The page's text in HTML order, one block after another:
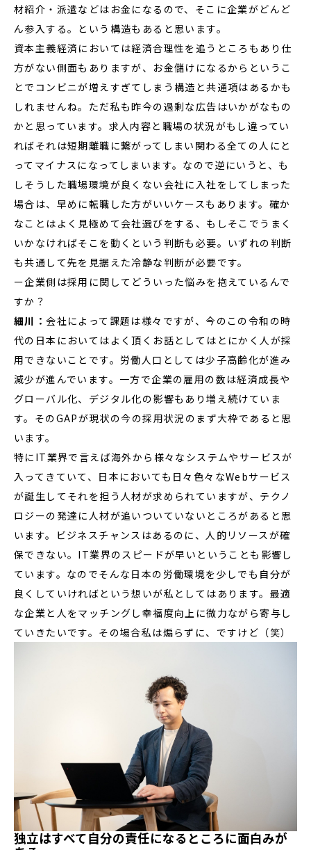
材紹介・派遣などはお金になるので、そこに企業がどんど
ん参入する。という構造もあると思います。
資本主義経済においては経済合理性を追うところもあり仕
方がない側面もありますが、お金儲けになるからというこ
とでコンビニが増えすぎてしまう構造と共通項はあるかも
しれませんね。ただ私も昨今の過剰な広告はいかがなもの
かと思っています。求人内容と職場の状況がもし違ってい
ればそれは短期離職に繋がってしまい関わる全ての人にと
ってマイナスになってしまいます。なので逆にいうと、も
しそうした職場環境が良くない会社に入社をしてしまった
場合は、早めに転職した方がいいケースもあります。確か
なことはよく見極めて会社選びをする、もしそこでうまく
いかなければそこを動くという判断も必要。いずれの判断
も共通して先を見据えた冷静な判断が必要です。
ー企業側は採用に関してどういった悩みを抱えているんで
すか？
細川：会社によって課題は様々ですが、今のこの令和の時
代の日本においてはよく頂くお話としてはとにかく人が採
用できないことです。労働人口としては少子高齢化が進み
減少が進んでいます。一方で企業の雇用の数は経済成長や
グローバル化、デジタル化の影響もあり増え続けていま
す。そのGAPが現状の今の採用状況のまず大枠であると思
います。
特にIT業界で言えば海外から様々なシステムやサービスが
入ってきていて、日本においても日々色々なWebサービス
が誕生してそれを担う人材が求められていますが、テクノ
ロジーの発達に人材が追いついていないところがあると思
います。ビジネスチャンスはあるのに、人的リソースが確
保できない。IT業界のスピードが早いということも影響し
ています。なのでそんな日本の労働環境を少しでも自分が
良くしていければという想いが私としてはあります。最適
な企業と人をマッチングし幸福度向上に微力ながら寄与し
ていきたいです。その場合私は煽らずに、ですけど（笑）
独立はすべて自分の責任になるところに面白みが